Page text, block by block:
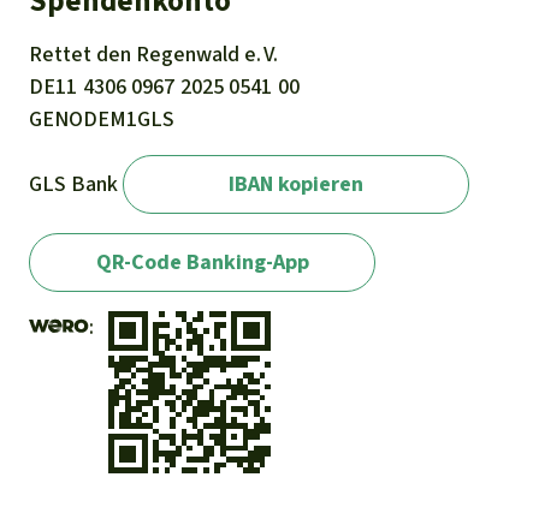
Rettet den Regenwald e. V.
DE11 4306 0967 2025 0541 00
GENODEM1GLS
GLS Bank IBAN kopieren
QR-Code Banking-App